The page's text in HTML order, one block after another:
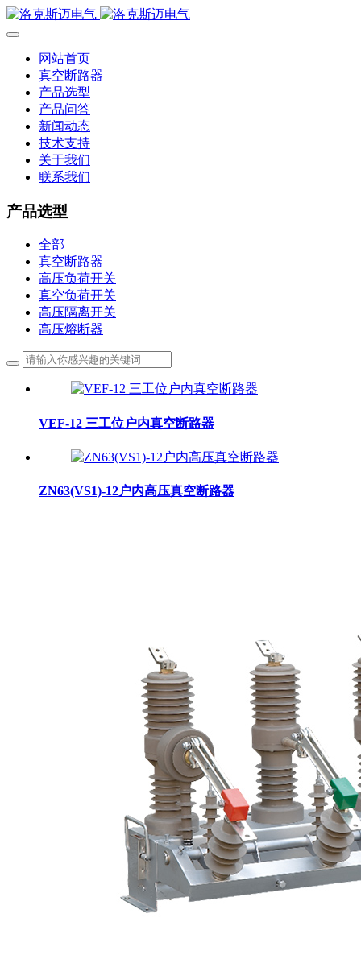
网站首页
真空断路器
产品选型
产品问答
新闻动态
技术支持
关于我们
联系我们
产品选型
全部
真空断路器
高压负荷开关
真空负荷开关
高压隔离开关
高压熔断器
VEF-12 三工位户内真空断路器
ZN63(VS1)-12户内高压真空断路器